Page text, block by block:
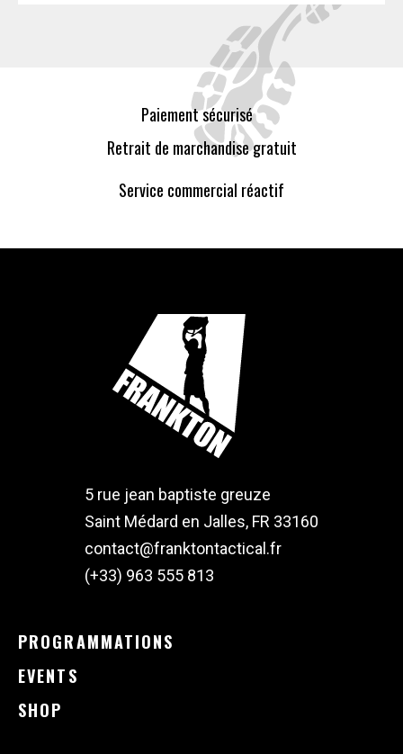
Paiement sécurisé
Retrait de marchandise gratuit
Service commercial réactif
5 rue jean baptiste greuze
Saint Médard en Jalles, FR 33160
contact@franktontactical.fr
(+33) 963 555 813
PROGRAMMATIONS
EVENTS
SHOP